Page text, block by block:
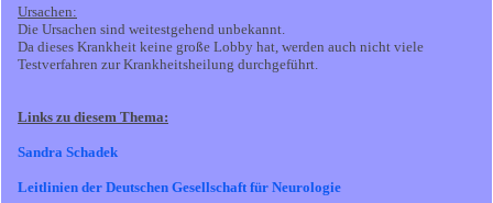
Ursachen:
Die Ursachen sind weitestgehend unbekannt.
Da dieses Krankheit keine große Lobby hat, werden auch nicht viele
Testverfahren zur Krankheitsheilung durchgeführt.
Links zu diesem Thema:
Sandra Schadek
Leitlinien der Deutschen Gesellschaft für Neurologie